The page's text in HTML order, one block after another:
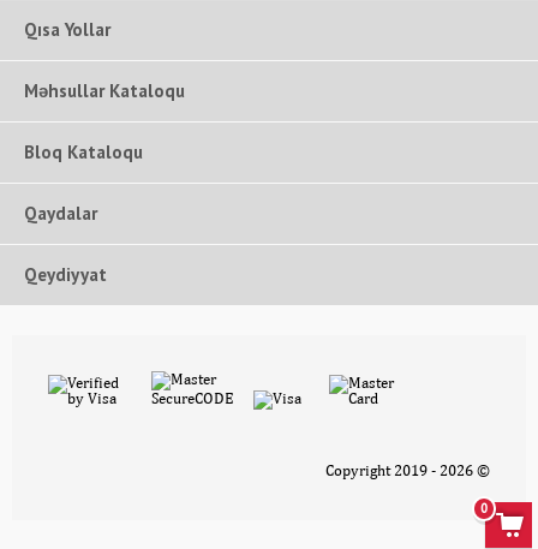
0
Qısa Yollar
Məhsullar Kataloqu
Bloq Kataloqu
Qaydalar
Qeydiyyat
Copyright 2019 - 2026 ©